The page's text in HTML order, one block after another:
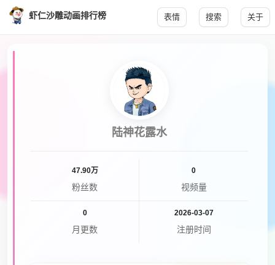
虾仁沙雕动画排行榜 表情 搜索 关于
陆神花露水
47.90万
粉丝数
0
视频量
0
月更数
2026-03-07
注册时间